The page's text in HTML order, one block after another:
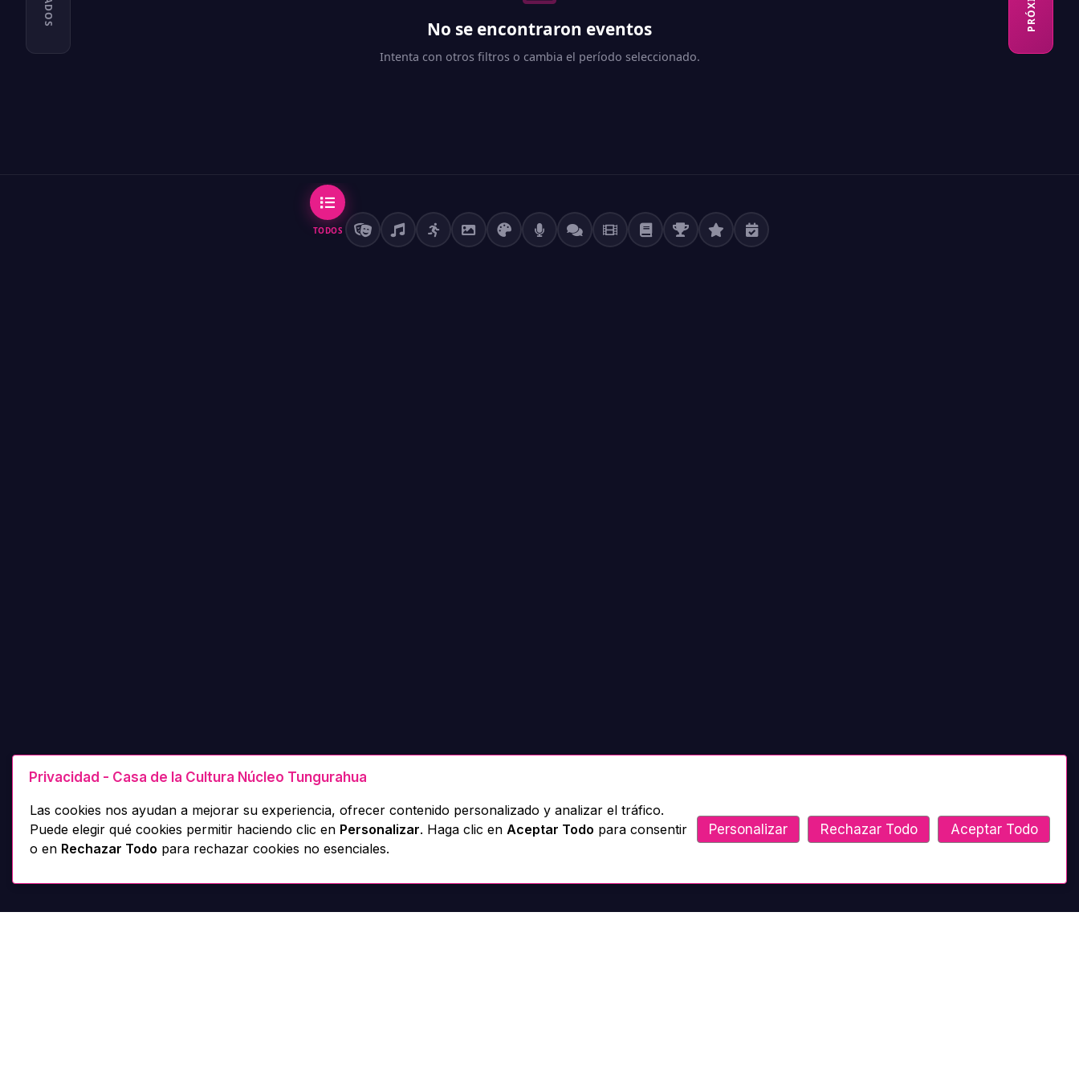
No se encontraron eventos
Intenta con otros filtros o cambia el período seleccionado.
TODOS
Privacidad - Casa de la Cultura Núcleo Tungurahua
Las cookies nos ayudan a mejorar su experiencia, ofrecer contenido personalizado y analizar el tráfico.
Puede elegir qué cookies permitir haciendo clic en Personalizar. Haga clic en Aceptar Todo para consentir
o en Rechazar Todo para rechazar cookies no esenciales.
Personalizar Rechazar Todo Aceptar Todo